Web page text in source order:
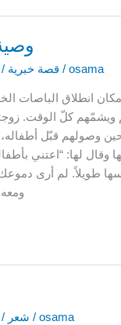
/ قصة خبرية /osama
انطلاق الباصات
كلّ الوقت.
وصولهم قبّل أطفاله،
وقال لها: “اعتني
طويلاً. لم أرى
/ شعر /osama